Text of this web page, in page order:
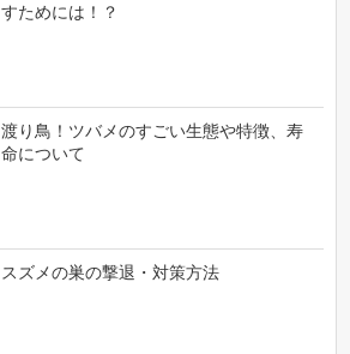
すためには！？
渡り鳥！ツバメのすごい生態や特徴、寿
命について
スズメの巣の撃退・対策方法